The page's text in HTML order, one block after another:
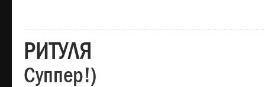
РИТУЛЯ
Суппер!)